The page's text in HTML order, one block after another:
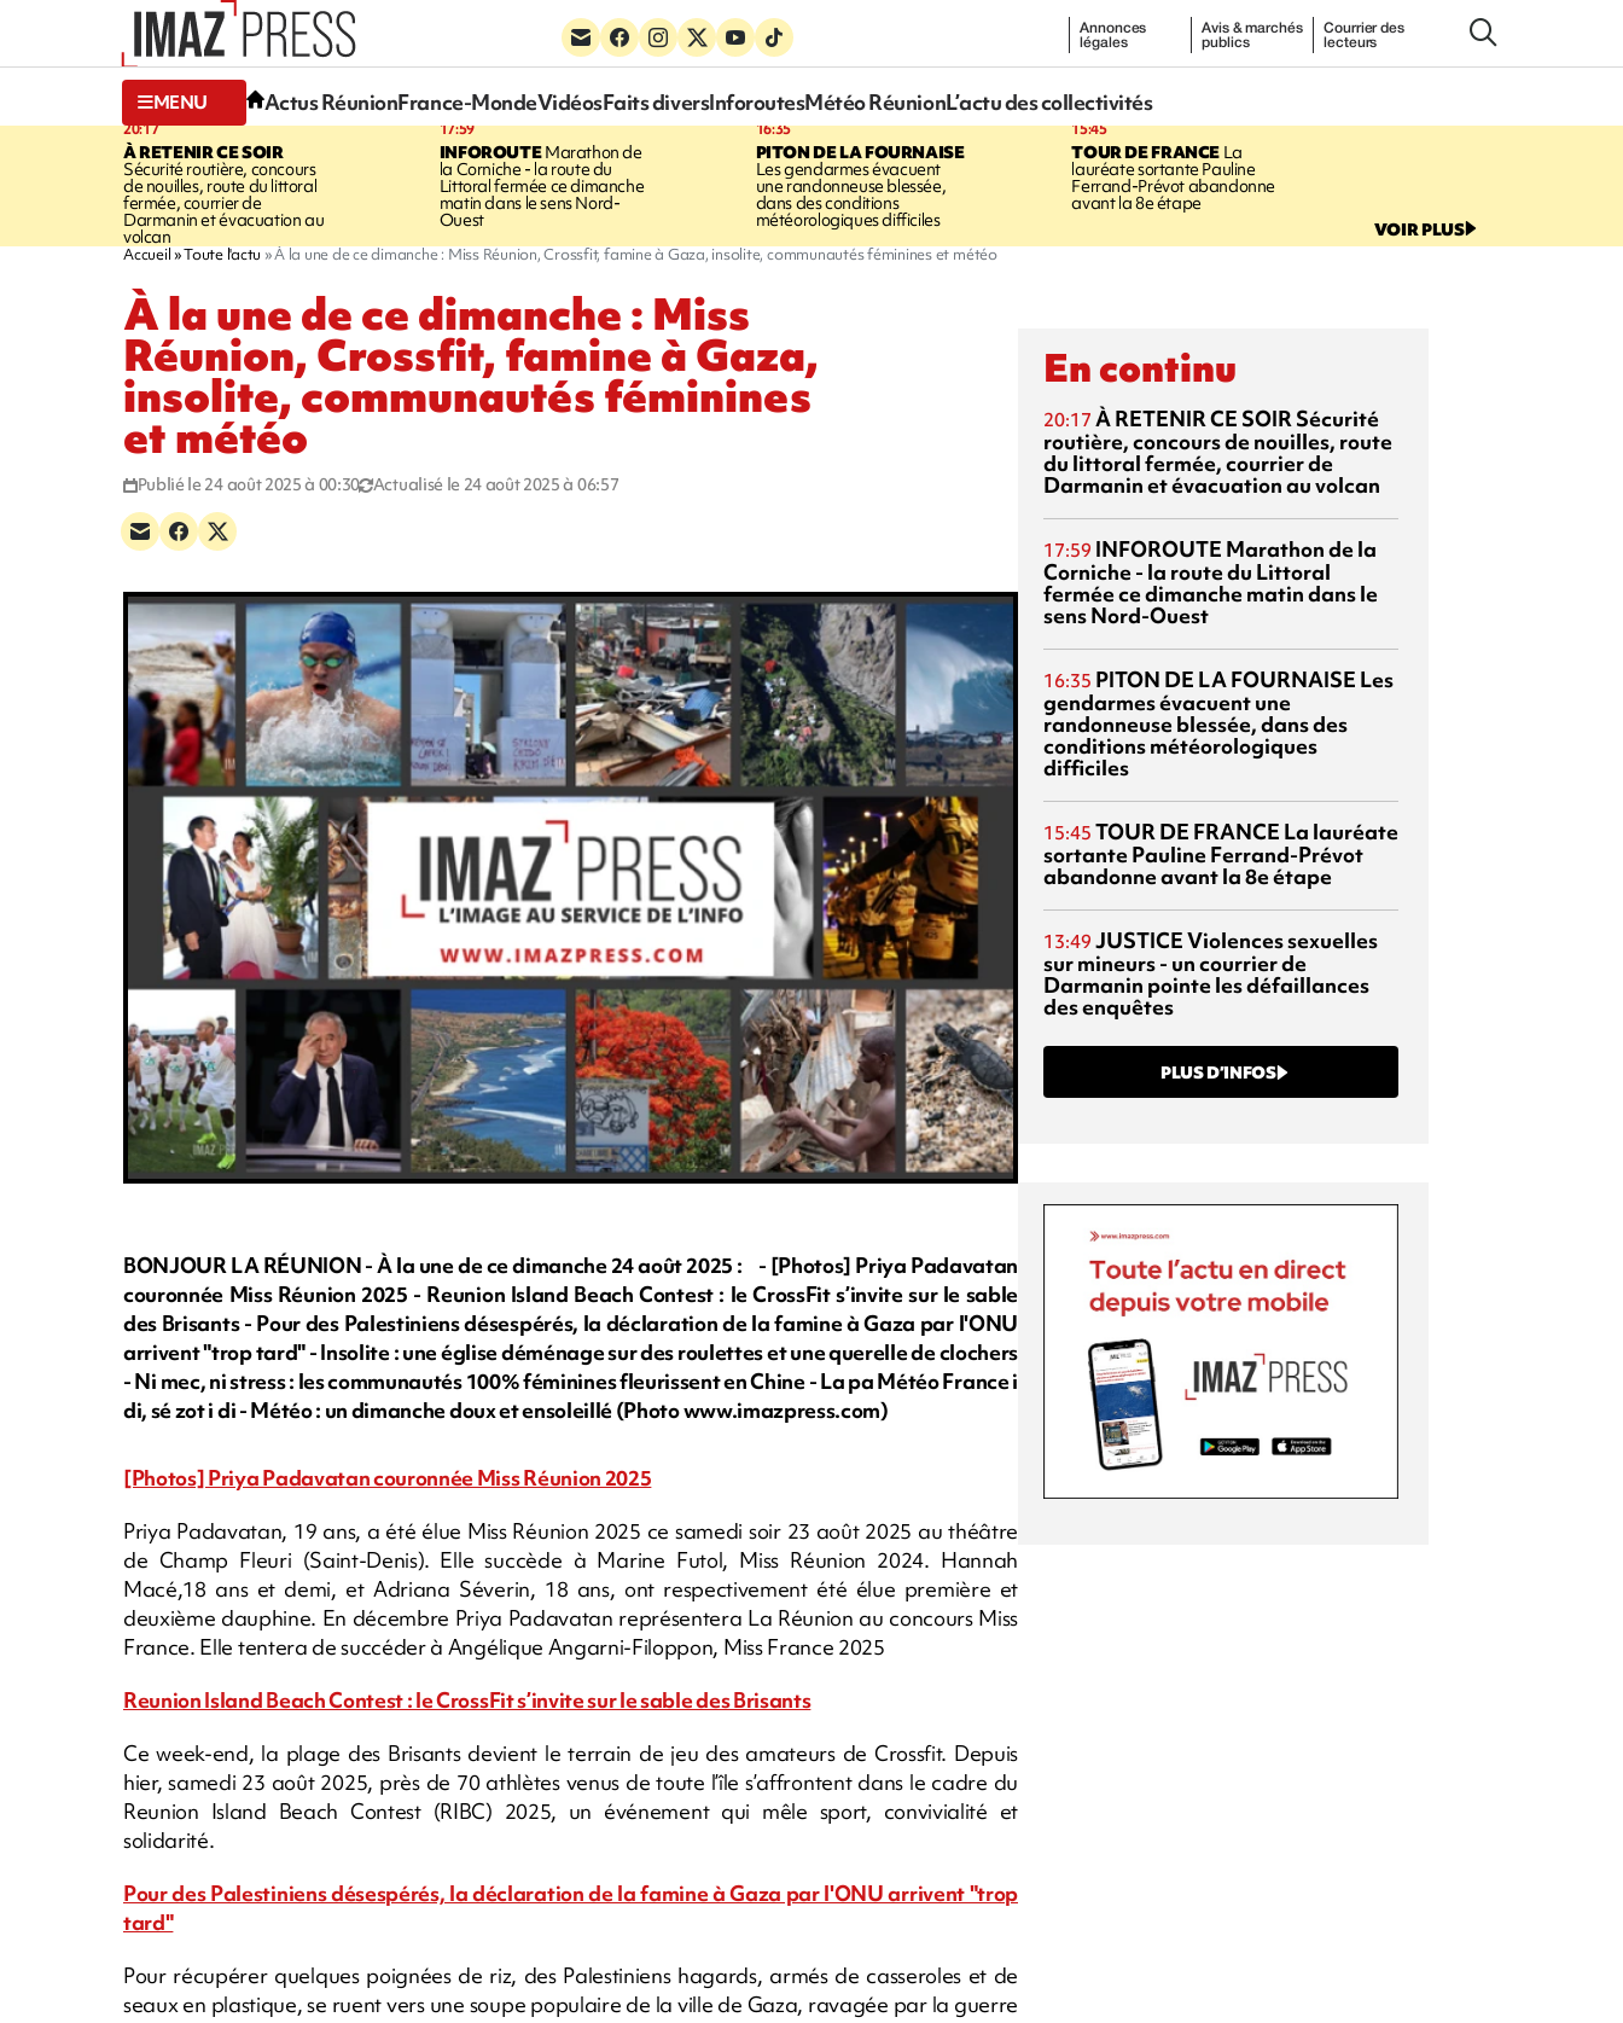
Annonces
légales
Avis & marchés
publics
Courrier des
lecteurs
MENU Actus RéunionFrance-MondeVidéosFaits diversInforoutesMétéo RéunionL’actu des collectivités
20:17
À RETENIR CE SOIR
Sécurité routière, concours
de nouilles, route du littoral
fermée, courrier de
Darmanin et évacuation au
volcan
17:59
INFOROUTEMarathon de
la Corniche - la route du
Littoral fermée ce dimanche
matin dans le sens Nord-
Ouest
16:35
PITON DE LA FOURNAISE
Les gendarmes évacuent
une randonneuse blessée,
dans des conditions
météorologiques difficiles
15:45
TOUR DE FRANCELa
lauréate sortante Pauline
Ferrand-Prévot abandonne
avant la 8e étape
VOIR PLUS
Accueil Toute l'actu À la une de ce dimanche : Miss Réunion, Crossfit, famine à Gaza, insolite, communautés féminines et météo
À la une de ce dimanche : Miss
Réunion, Crossfit, famine à Gaza,
insolite, communautés féminines
et météo
Publié le 24 août 2025 à 00:30 Actualisé le 24 août 2025 à 06:57
BONJOUR LA RÉUNION - À la une de ce dimanche 24 août 2025 : - [Photos] Priya Padavatan
couronnée Miss Réunion 2025 - Reunion Island Beach Contest : le CrossFit s’invite sur le sable
des Brisants - Pour des Palestiniens désespérés, la déclaration de la famine à Gaza par l'ONU
arrivent "trop tard" - Insolite : une église déménage sur des roulettes et une querelle de clochers
- Ni mec, ni stress : les communautés 100% féminines fleurissent en Chine - La pa Météo France i
di, sé zot i di - Météo : un dimanche doux et ensoleillé (Photo www.imazpress.com)
[Photos] Priya Padavatan couronnée Miss Réunion 2025
Priya Padavatan, 19 ans, a été élue Miss Réunion 2025 ce samedi soir 23 août 2025 au théâtre
de Champ Fleuri (Saint-Denis). Elle succède à Marine Futol, Miss Réunion 2024. Hannah
Macé,18 ans et demi, et Adriana Séverin, 18 ans, ont respectivement été élue première et
deuxième dauphine. En décembre Priya Padavatan représentera La Réunion au concours Miss
France. Elle tentera de succéder à Angélique Angarni-Filoppon, Miss France 2025
Reunion Island Beach Contest : le CrossFit s’invite sur le sable des Brisants
Ce week-end, la plage des Brisants devient le terrain de jeu des amateurs de Crossfit. Depuis
hier, samedi 23 août 2025, près de 70 athlètes venus de toute l’île s’affrontent dans le cadre du
Reunion Island Beach Contest (RIBC) 2025, un événement qui mêle sport, convivialité et
solidarité.
Pour des Palestiniens désespérés, la déclaration de la famine à Gaza par l'ONU arrivent "trop
tard"
Pour récupérer quelques poignées de riz, des Palestiniens hagards, armés de casseroles et de
seaux en plastique, se ruent vers une soupe populaire de la ville de Gaza, ravagée par la guerre
En continu
20:17 À RETENIR CE SOIR Sécurité
routière, concours de nouilles, route
du littoral fermée, courrier de
Darmanin et évacuation au volcan
17:59 INFOROUTE Marathon de la
Corniche - la route du Littoral
fermée ce dimanche matin dans le
sens Nord-Ouest
16:35 PITON DE LA FOURNAISE Les
gendarmes évacuent une
randonneuse blessée, dans des
conditions météorologiques
difficiles
15:45 TOUR DE FRANCE La lauréate
sortante Pauline Ferrand-Prévot
abandonne avant la 8e étape
13:49 JUSTICEViolences sexuelles
sur mineurs - un courrier de
Darmanin pointe les défaillances
des enquêtes
PLUS D’INFOS